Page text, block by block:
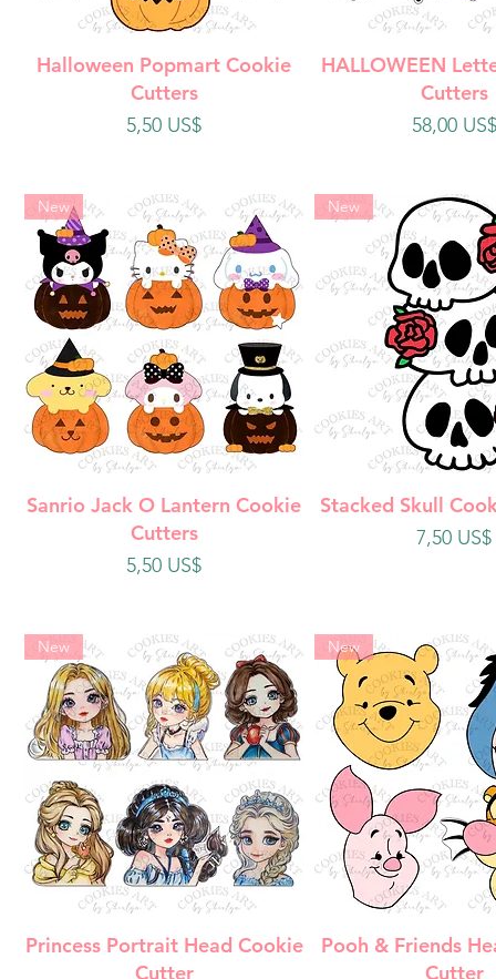
Vista rápida
Halloween Popmart Cookie
Cutters
Precio
5,50 US$
Vista
HALLOWEEN
Cutters
Precio
58,00 US$
Vista rápida
New
Sanrio Jack O Lantern Cookie
Cutters
Precio
5,50 US$
Vista
New
Stacked Skull
Precio
7,50 US$
Vista rápida
New
Princess Portrait Head Cookie
Cutter
Vista
New
Pooh & Friends
Cutter